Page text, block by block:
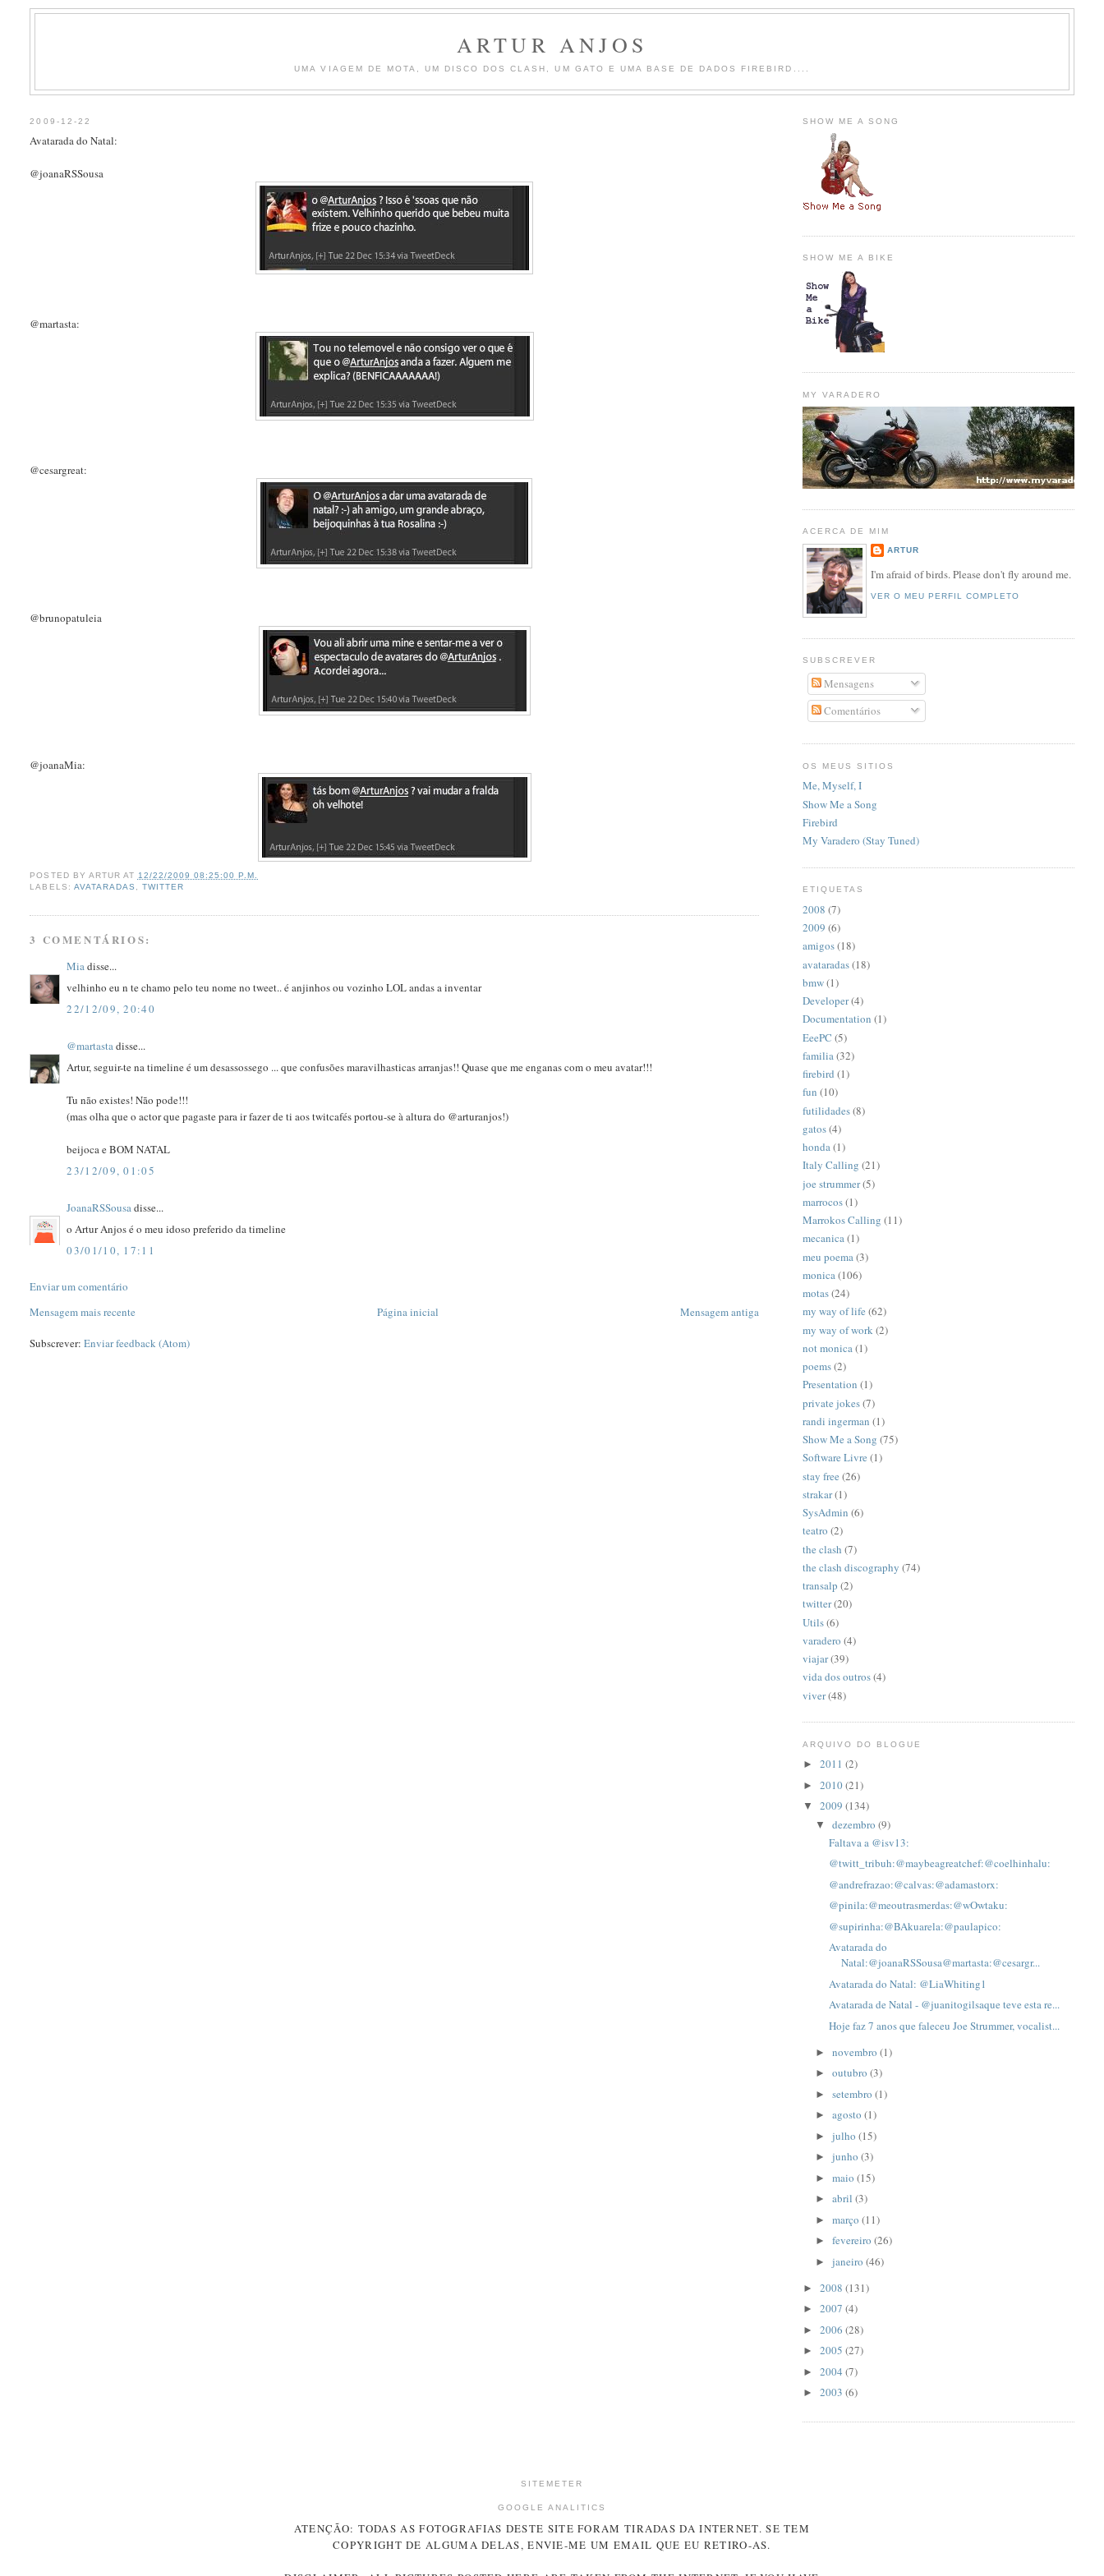
ARTUR ANJOS
UMA VIAGEM DE MOTA, UM DISCO DOS CLASH, UM GATO E UMA BASE DE DADOS FIREBIRD....
2009-12-22
Avatarada do Natal:
@joanaRSSousa
@martasta:
@cesargreat:
@brunopatuleia
@joanaMia:
POSTED BY ARTUR AT 12/22/2009 08:25:00 P.M.
LABELS: AVATARADAS , TWITTER
3 COMENTÁRIOS:
Miadisse...
velhinho eu n te chamo pelo teu nome no tweet.. é anjinhos ou vozinho LOL andas a inventar
22/12/09, 20:40
@martastadisse...
Artur, seguir-te na timeline é um desassossego ... que confusões maravilhasticas arranjas!! Quase que me enganas com o meu avatar!!!
Tu não existes! Não pode!!!
(mas olha que o actor que pagaste para ir fazer de ti aos twitcafés portou-se à altura do @arturanjos!)
beijoca e BOM NATAL
23/12/09, 01:05
JoanaRSSousadisse...
o Artur Anjos é o meu idoso preferido da timeline
03/01/10, 17:11
Enviar um comentário
Mensagem mais recente
Mensagem antiga
Página inicial
Subscrever:Enviar feedback (Atom)
SHOW ME A SONG
SHOW ME A BIKE
MY VARADERO
ACERCA DE MIM
ARTUR
I'm afraid of birds. Please don't fly around me.
VER O MEU PERFIL COMPLETO
SUBSCREVER
Mensagens
Comentários
OS MEUS SITIOS
Me, Myself, I
Show Me a Song
Firebird
My Varadero (Stay Tuned)
ETIQUETAS
2008 (7)
2009 (6)
amigos(18)
avataradas(18)
bmw(1)
Developer(4)
Documentation (1)
EeePC (5)
familia(32)
firebird (1)
fun (10)
futilidades(8)
gatos(4)
honda(1)
Italy Calling (21)
joe strummer(5)
marrocos(1)
Marrokos Calling (11)
mecanica(1)
meu poema(3)
monica(106)
motas(24)
my way of life (62)
my way of work(2)
not monica(1)
poems(2)
Presentation (1)
private jokes(7)
randi ingerman (1)
Show Me a Song (75)
Software Livre (1)
stay free (26)
strakar(1)
SysAdmin (6)
teatro (2)
the clash (7)
the clash discography (74)
transalp (2)
twitter(20)
Utils(6)
varadero (4)
viajar(39)
vida dos outros(4)
viver(48)
ARQUIVO DO BLOGUE
► 2011 (2)
► 2010(21)
▼ 2009 (134)
▼dezembro(9)
Faltava a @isv13:
@twitt_tribuh:@maybeagreatchef:@coelhinhalu:
@andrefrazao:@calvas:@adamastorx:
@pinila:@meoutrasmerdas:@wOwtaku:
@supirinha:@BAkuarela:@paulapico:
Avatarada do
Natal:@joanaRSSousa@martasta:@cesargr...
Avatarada do Natal: @LiaWhiting1
Avatarada de Natal - @juanitogilsaque teve esta re...
Hoje faz 7 anos que faleceu Joe Strummer, vocalist...
►novembro(1)
►outubro(3)
►setembro(1)
►agosto(1)
►julho(15)
►junho(3)
►maio(15)
►abril(3)
►março(11)
►fevereiro(26)
►janeiro(46)
► 2008 (131)
► 2007 (4)
► 2006 (28)
► 2005 (27)
► 2004 (7)
► 2003 (6)
SITEMETER
GOOGLE ANALITICS
ATENÇÃO: TODAS AS FOTOGRAFIAS DESTE SITE FORAM TIRADAS DA INTERNET. SE TEM
COPYRIGHT DE ALGUMA DELAS, ENVIE-ME UM EMAIL QUE EU RETIRO-AS.